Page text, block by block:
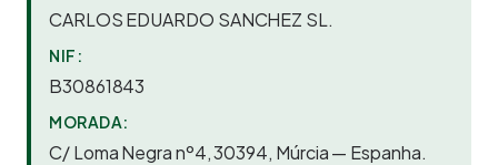
CARLOS EDUARDO SANCHEZ SL.
NIF:
B30861843
MORADA:
C/ Loma Negra nº4, 30394, Múrcia — Espanha.